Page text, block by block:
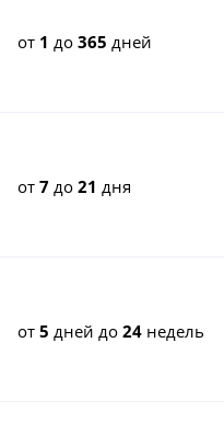
от 1 до365 дней
от7 до21 дня
от5 дней до24 недель